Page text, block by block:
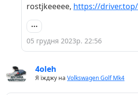
rostjkeeeee, https://
05 грудня 2023р. 22:56
4oleh
Я їжджу на Volkswagen Golf Mk4